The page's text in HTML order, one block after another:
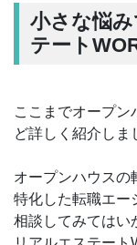
小さな悩
テート
ここまでオープン
ど詳しく紹介しま
オープンハウスの
特化した転職エー
相談してみてはい